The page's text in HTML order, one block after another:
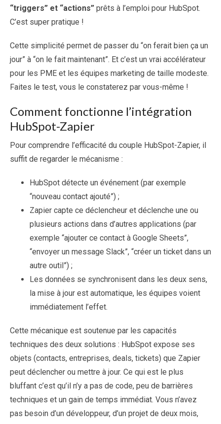
“triggers” et “actions” prêts à l’emploi pour HubSpot.
C’est super pratique !
Cette simplicité permet de passer du “on ferait bien ça un
jour” à “on le fait maintenant”. Et c’est un vrai accélérateur
pour les PME et les équipes marketing de taille modeste.
Faites le test, vous le constaterez par vous-même !
Comment fonctionne l’intégration
HubSpot-Zapier
Pour comprendre l’efficacité du couple HubSpot-Zapier, il
suffit de regarder le mécanisme :
HubSpot détecte un événement (par exemple
“nouveau contact ajouté”) ;
Zapier capte ce déclencheur et déclenche une ou
plusieurs actions dans d’autres applications (par
exemple “ajouter ce contact à Google Sheets”,
“envoyer un message Slack”, “créer un ticket dans un
autre outil”) ;
Les données se synchronisent dans les deux sens,
la mise à jour est automatique, les équipes voient
immédiatement l’effet.
Cette mécanique est soutenue par les capacités
techniques des deux solutions : HubSpot expose ses
objets (contacts, entreprises, deals, tickets) que Zapier
peut déclencher ou mettre à jour. Ce qui est le plus
bluffant c’est qu’il n’y a pas de code, peu de barrières
techniques et un gain de temps immédiat. Vous n’avez
pas besoin d’un développeur, d’un projet de deux mois,